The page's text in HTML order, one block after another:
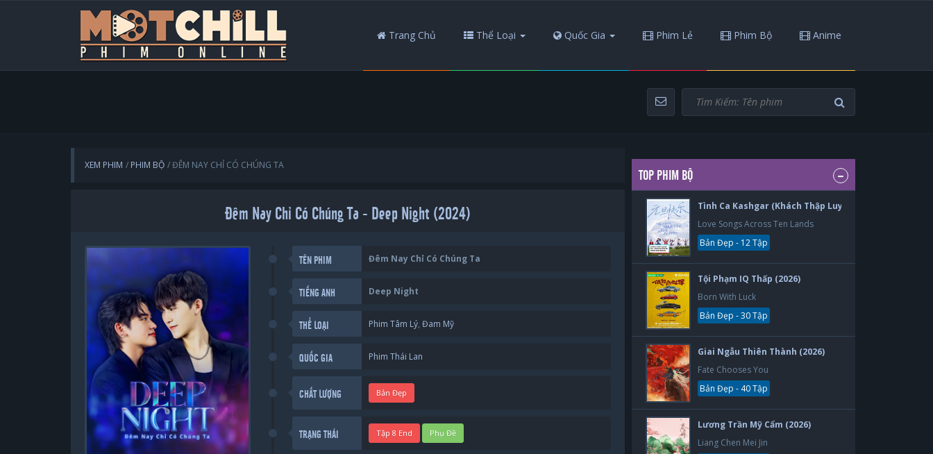
Trang Chủ Thể Loại Quốc Gia Phim Lẻ Phim Bộ Anime
XEM PHIM PHIM BỘ ĐÊM NAY CHỈ CÓ CHÚNG TA
Đêm Nay Chỉ Có Chúng Ta - Deep Night (2024)
TÊN PHIM Đêm Nay Chỉ Có Chúng Ta
TIẾNG ANH Deep Night
THỂ LOẠI Phim Tâm Lý,Đam Mỹ
QUỐC GIA Phim Thái Lan
CHẤT LƯỢNG Bản Đẹp
TRẠNG THÁI Tập 8 End Phụ Đề
TOP PHIM BỘ
Tình Ca Kashgar (Khách Thập Luyến Ca) (2026)
Love Songs Across Ten Lands
Bản Đẹp - 12 Tập
Tội Phạm IQ Thấp (2026)
Born With Luck
Bản Đẹp - 30 Tập
Giai Ngẫu Thiên Thành (2026)
Fate Chooses You
Bản Đẹp - 40 Tập
Lương Trần Mỹ Cẩm (2026)
Liang Chen Mei Jin